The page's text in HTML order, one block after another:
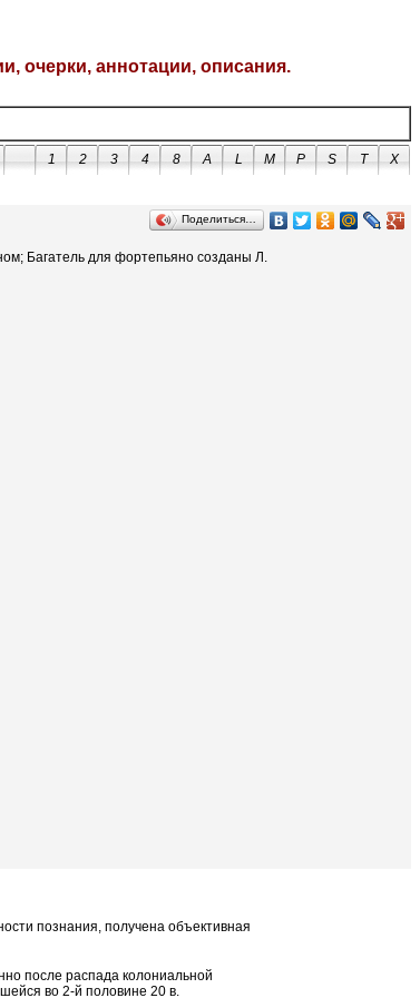
очерки, аннотации, описания.
1 2 3 4 8 A L M P S T
X
Поделиться…
Багатель для фортепьяно созданы Л.
познания, получена объективная
после распада колониальной
во 2-й половине 20 в.